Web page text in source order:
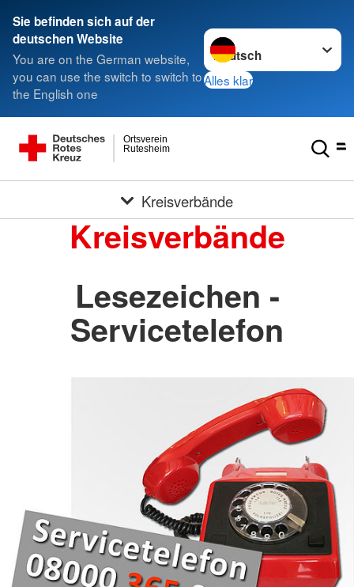
Sie befinden sich auf der
deutschen Website
You are on the German website,
you can use the switch to switch to
the English one
Sprache wechseln zu
Alles klar
Rutesheim
Ortsverein
Kreisverbände
Kreisverbände
Lesezeichen -
Servicetelefon